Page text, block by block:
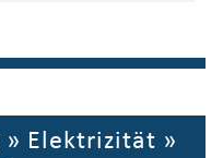
» Elektrizität »